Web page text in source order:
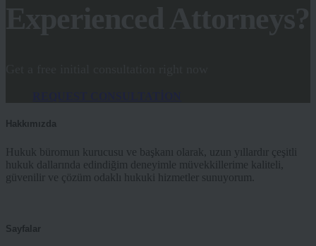
Hakkımızda
Hukuk büromun kurucusu ve başkanı olarak, uzun yıllardır çeşitli
hukuk dallarında edindiğim deneyimle müvekkillerime kaliteli,
güvenilir ve çözüm odaklı hukuki hizmetler sunuyorum.
Sayfalar